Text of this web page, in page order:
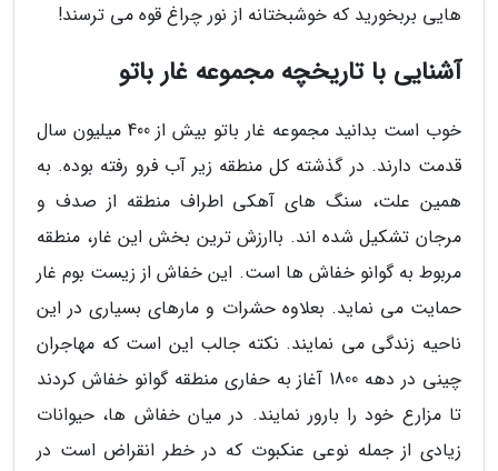
هایی بربخورید که خوشبختانه از نور چراغ قوه می ترسند!
آشنایی با تاریخچه مجموعه غار باتو
خوب است بدانید مجموعه غار باتو بیش از 400 میلیون سال
قدمت دارند. در گذشته کل منطقه زیر آب فرو رفته بوده. به
همین علت، سنگ های آهکی اطراف منطقه از صدف و
مرجان تشکیل شده اند. باارزش ترین بخش این غار، منطقه
مربوط به گوانو خفاش ها است. این خفاش از زیست بوم غار
حمایت می نماید. بعلاوه حشرات و مارهای بسیاری در این
ناحیه زندگی می نمایند. نکته جالب این است که مهاجران
چینی در دهه 1800 آغاز به حفاری منطقه گوانو خفاش کردند
تا مزارع خود را بارور نمایند. در میان خفاش ها، حیوانات
زیادی از جمله نوعی عنکبوت که در خطر انقراض است در